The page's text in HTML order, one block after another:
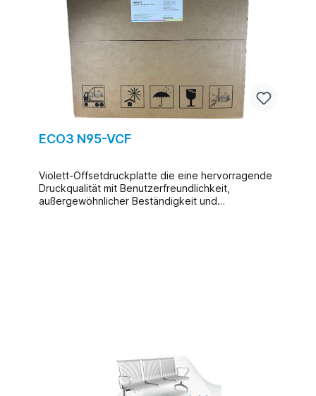
ECO3 N95-VCF
Violett-Offsetdruckplatte die eine hervorragende
Druckqualität mit Benutzerfreundlichkeit,
außergewöhnlicher Beständigkeit und